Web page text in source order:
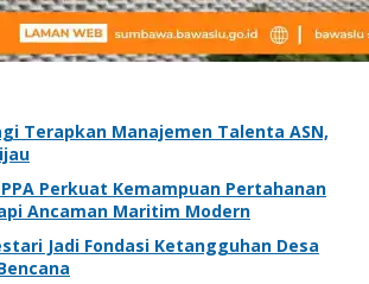
Terapkan Manajemen Talenta ASN,
Perkuat Kemampuan Pertahanan
Ancaman Maritim Modern
Jadi Fondasi Ketangguhan Desa